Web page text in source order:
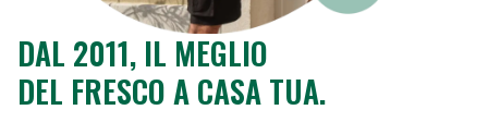
DAL 2011, IL MEGLIO
DEL FRESCO A CASA TUA.